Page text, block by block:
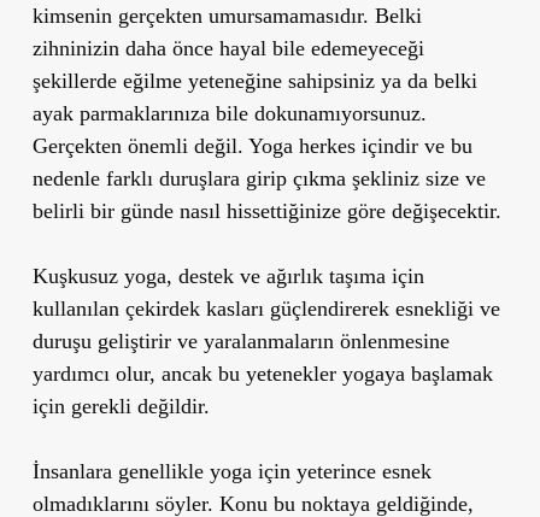
kimsenin gerçekten umursamamasıdır. Belki
zihninizin daha önce hayal bile edemeyeceği
şekillerde eğilme yeteneğine sahipsiniz ya da belki
ayak parmaklarınıza bile dokunamıyorsunuz.
Gerçekten önemli değil. Yoga herkes içindir ve bu
nedenle farklı duruşlara girip çıkma şekliniz size ve
belirli bir günde nasıl hissettiğinize göre değişecektir.
Kuşkusuz yoga, destek ve ağırlık taşıma için
kullanılan çekirdek kasları güçlendirerek esnekliği ve
duruşu geliştirir ve yaralanmaların önlenmesine
yardımcı olur, ancak bu yetenekler yogaya başlamak
için gerekli değildir.
İnsanlara genellikle yoga için yeterince esnek
olmadıklarını söyler. Konu bu noktaya geldiğinde,